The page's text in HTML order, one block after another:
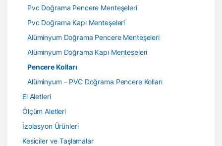
Pvc Doğrama Pencere Menteşeleri
Pvc Doğrama Kapı Menteşeleri
Alüminyum Doğrama Pencere Menteşeleri
Alüminyum Doğrama Kapı Menteşeleri
Pencere Kolları
Alüminyum – PVC Doğrama Pencere Kolları
El Aletleri
Ölçüm Aletleri
İzolasyon Ürünleri
Kesiciler ve Taşlamalar